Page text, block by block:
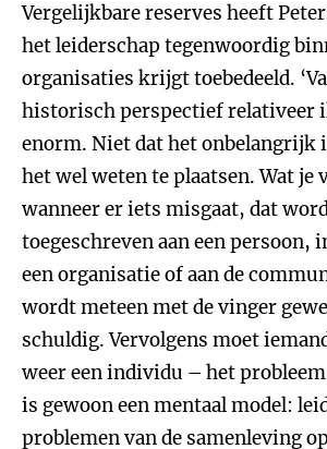
Vergelijkbare reserves heeft
het leiderschap tegenwoordig
organisaties krijgt toebedeeld.
historisch perspectief relativeer
enorm. Niet dat het onbelangrijk
het wel weten te plaatsen. Wat je
wanneer er iets misgaat, dat
toegeschreven aan een persoon,
een organisatie of aan de
wordt meteen met de vinger
schuldig. Vervolgens moet
weer een individu – het
is gewoon een mentaal model:
problemen van de samenleving